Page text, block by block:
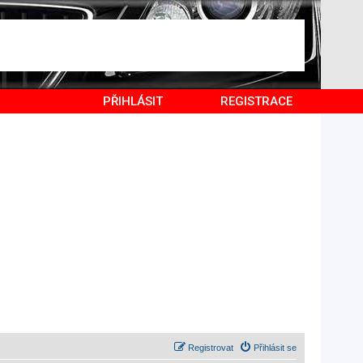
PŘIHLÁSIT REGISTRACE
Přihlásit se
Registrovat